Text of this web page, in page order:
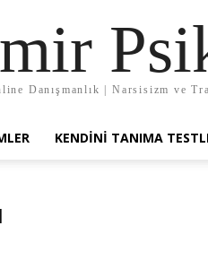
Danışmanlık | Narsisizm ve
KENDINI TANIMA